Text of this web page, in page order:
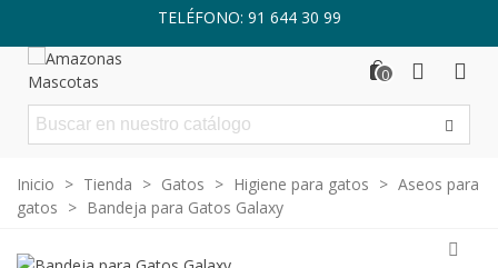
TELÉFONO: 91 644 30 99
0
Inicio > Tienda > Gatos > Higiene para gatos > Aseos para
gatos > Bandeja para Gatos Galaxy